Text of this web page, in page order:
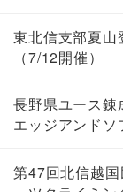
東北信支部夏
（7/12開催）
長野県ユース
エッジアンドソ
第47回北信越